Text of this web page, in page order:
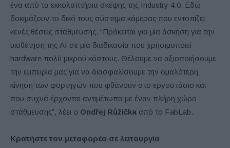
ένα από τα εκκολαπτήρια σκέψης της Industry 4.0. Εδώ
δοκιμάζουν το δικό τους σύστημα κάμερας που εντοπίζει
κενές θέσεις στάθμευσης. “Πρόκειται για μία άσκηση για την
υιοθέτηση της AI σε μία διαδικασία που χρησιμοποιεί
hardware πολύ μικρού κόστους. Θέλουμε να αξιοποιήσουμε
την εμπειρία μας για να διασφαλίσουμε την ομαλότερη
κίνηση των φορτηγών που φθάνουν στο εργοστάσιο και
που συχνά έρχονται αντιμέτωπα με έναν πλήρη χώρο
στάθμευσης”, λέει ο Ondřej Růžička από το FabLab.
Κρατήστε τον μεταφορέα σε λειτουργία